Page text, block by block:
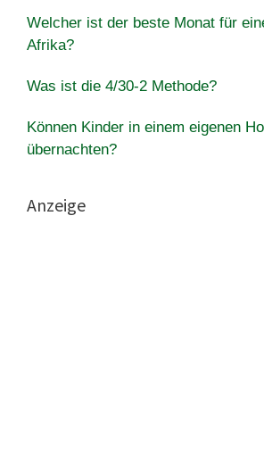
Welcher ist der beste Monat für
Afrika?
Was ist die 4/30-2 Methode?
Können Kinder in einem eigenen
übernachten?
Anzeige